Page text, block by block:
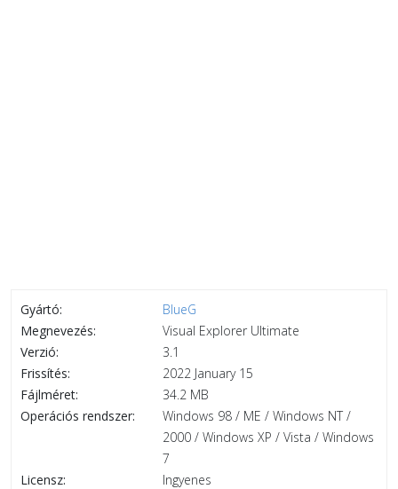
Gyártó:
BlueG
Megnevezés:
Visual Explorer Ultimate
Verzió:
3.1
Frissítés:
2022 January 15
Fájlméret:
34.2 MB
Operációs rendszer:
Windows 98 / ME / Windows NT /
2000 / Windows XP / Vista / Windows
7
Licensz:
Ingyenes